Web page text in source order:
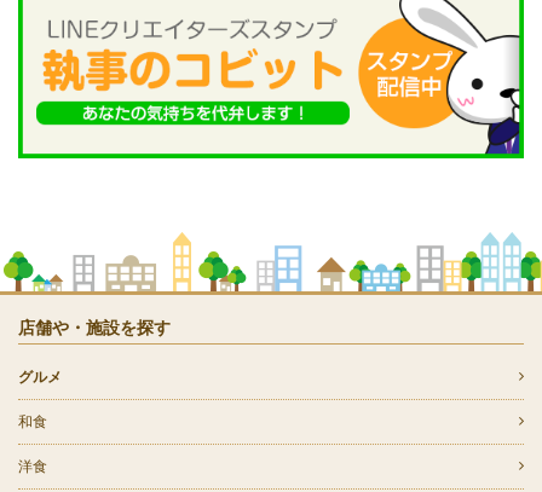
店舗や・施設を探す
グルメ
和食
洋食